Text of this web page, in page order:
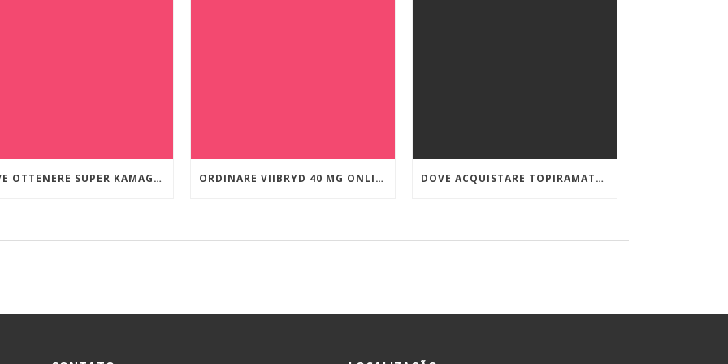
DOVE OTTENERE SUPER KAMAGRA A BUON MERCATO ORDINARE VIIBRYD 40 MG ONLINE A BASSO COSTO DOVE ACQUISTARE TOPIRAMATE IN EMILIA-ROMAGNA